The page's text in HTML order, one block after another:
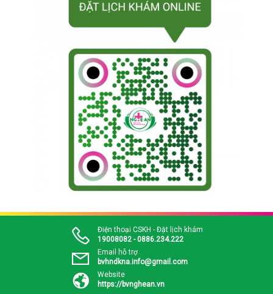
Điện thoại CSKH - Đặt lịch khám
19008082 - 0886.234.222
Email hỗ trợ
bvhndkna.info@gmail.com
Website
https://bvnghean.vn